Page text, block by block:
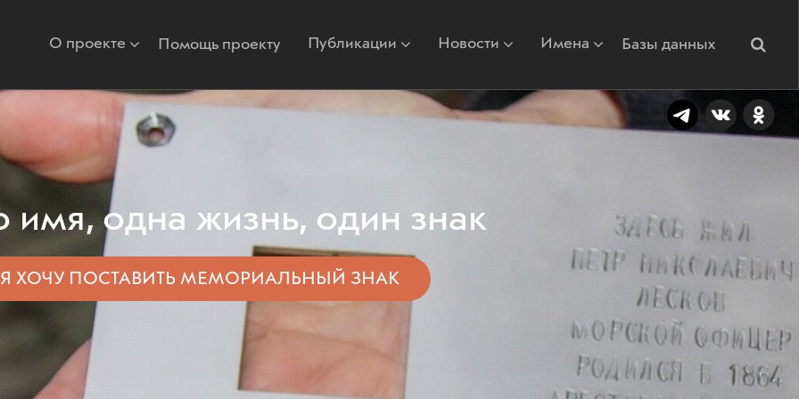
О проекте Помощь проекту Публикации Новости Имена Базы данных
одна жизнь, один знак
Я ХОЧУ ПОСТАВИТЬ МЕМОРИАЛЬНЫЙ ЗНАК